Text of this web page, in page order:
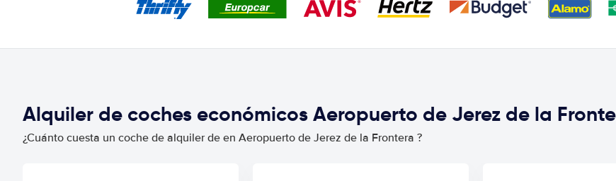
Alquiler de coches económicos Aeropuerto de Jerez de la
¿Cuánto cuesta un coche de alquiler de en Aeropuerto de Jerez de la Frontera ?